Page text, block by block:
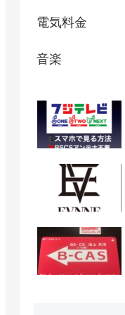
電気料金
音楽